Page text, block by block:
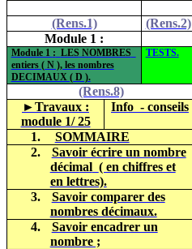
(Rens.1) (Rens.2)
Module 1 :
Module 1 : LES NOMBRES
entiers ( N ), les nombres
DECIMAUX ( D ).
TESTS.
(Rens.8)
►Travaux :
module 1/ 25
Info - conseils
1.
SOMMAIRE
2.
Savoir écrire un nombre
décimal ( en chiffres et
en lettres).
3.
Savoir comparer des
nombres décimaux.
4.
Savoir encadrer un
nombre ;